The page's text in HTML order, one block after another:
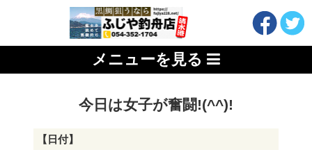
メニューを見る
今日は女子が奮闘!(^^)!
【日付】